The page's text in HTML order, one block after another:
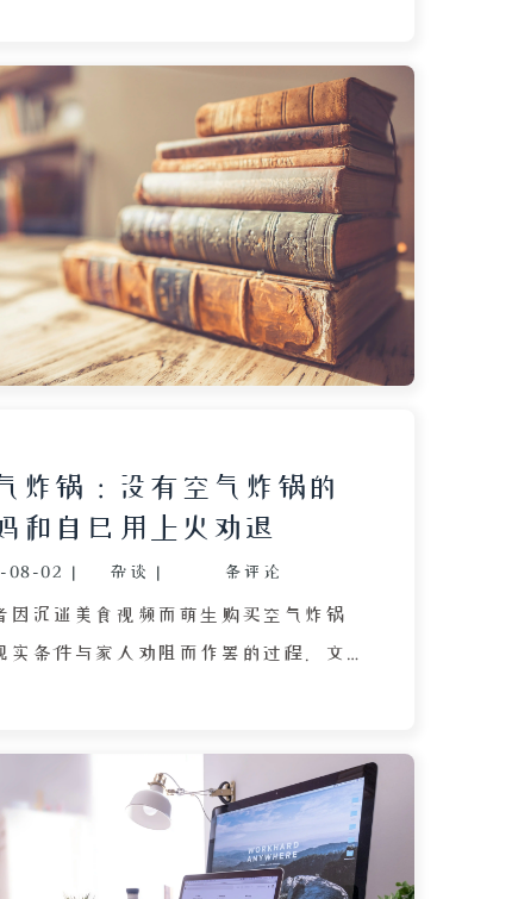
微妙惆怅与对变化的复杂心境。作者
的恍惚体验中，感悟到时间的流逝与
终在自我安慰中接受改变。全文以灯
起个人记忆、家庭日常与细腻的情感
炸锅：没有空气炸锅的
和自己用上火劝退
08-02 | 杂谈 | 条评论
因沉迷美食视频而萌生购买空气炸锅
实条件与家人劝阻而作罢的过程。文
论区的热烈反响让作者心痒难耐，但
上火”的敏感，加上正值流感高发
清楚高温烘烤的食物不适合当前身体
性地向母亲询问，却遭到母亲以家中